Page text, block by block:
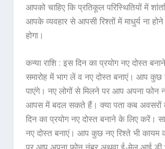
आपको चाहिए कि प्रतिकूल परिस्थितियों में
आपके व्यवहार से आपसी रिश्तों में माधुर्य ना
होगा।
कन्या राशि : इस दिन का प्रयोग नए दोस्त
समारोह में भाग लें व नए दोस्त बनाएं। आप कुछ
पाएंगे। नए लोगों से मिलने पर आप अपना
आपस में बदल सकते हैं। क्या पता कब अवसरों
दिन का प्रयोग नए दोस्त बनाने के लिए करें।
नए दोस्त बनाएं। आप कुछ नए रिश्ते भी कायम